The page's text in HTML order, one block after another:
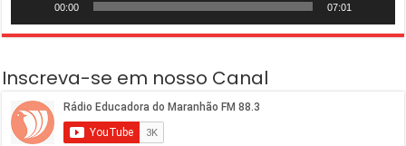
00:00 07:01
Inscreva-se em nosso Canal